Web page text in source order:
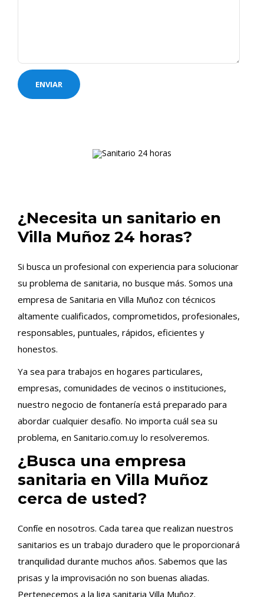
¿Necesita un sanitario en
Villa Muñoz 24 horas?
Si busca un profesional con experiencia para solucionar
su problema de sanitaria, no busque más. Somos una
empresa de Sanitaria en Villa Muñoz con técnicos
altamente cualificados, comprometidos, profesionales,
responsables, puntuales, rápidos, eficientes y
honestos.
Ya sea para trabajos en hogares particulares,
empresas, comunidades de vecinos o instituciones,
nuestro negocio de fontanería está preparado para
abordar cualquier desafío. No importa cuál sea su
problema, en Sanitario.com.uy lo resolveremos.
¿Busca una empresa
sanitaria en Villa Muñoz
cerca de usted?
Confíe en nosotros. Cada tarea que realizan nuestros
sanitarios es un trabajo duradero que le proporcionará
tranquilidad durante muchos años. Sabemos que las
prisas y la improvisación no son buenas aliadas.
Pertenecemos a la liga sanitaria Villa Muñoz.